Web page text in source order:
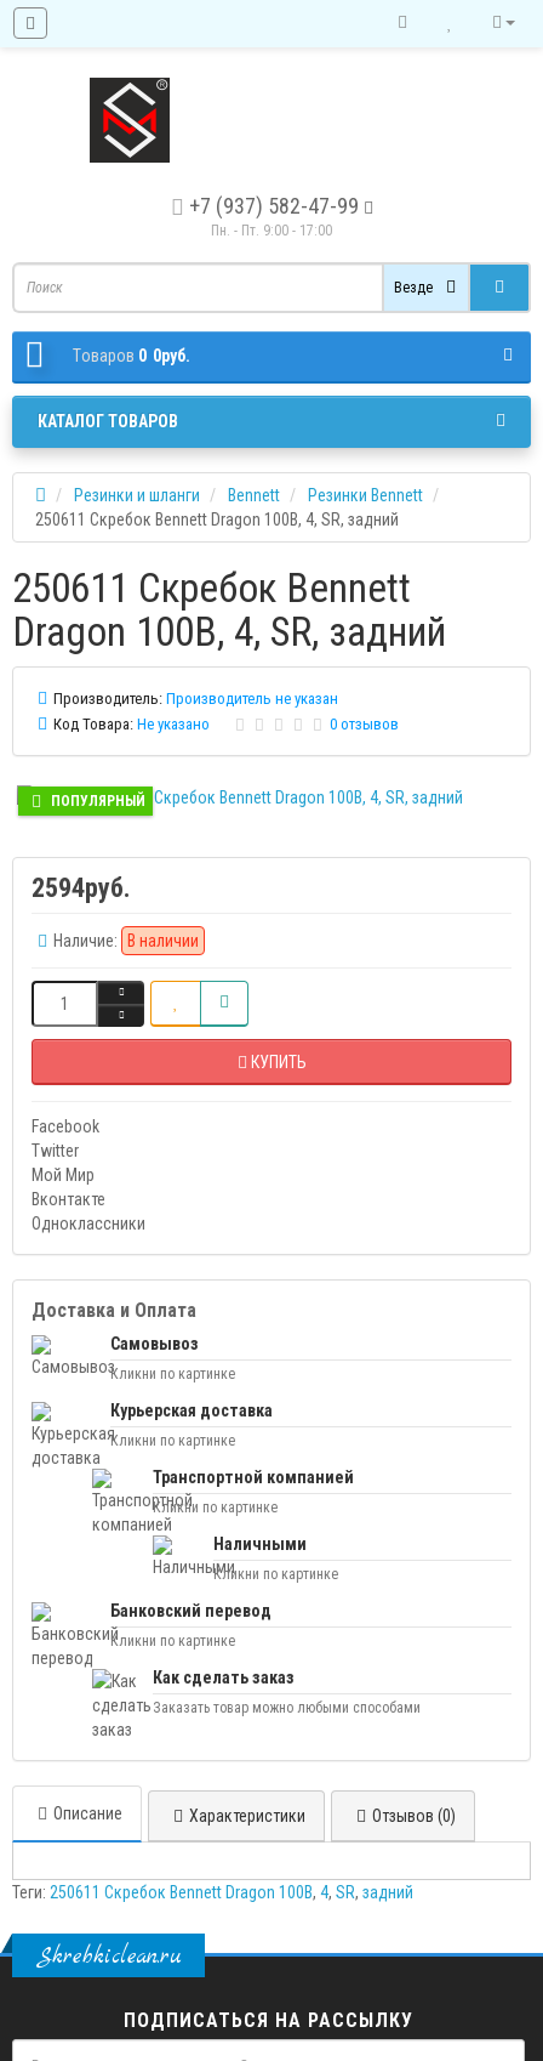
+7 (937) 582-47-99
Пн. - Пт. 9:00 - 17:00
Везде
Tоваров 0 0руб.
КАТАЛОГ ТОВАРОВ
Резинки и шланги Bennett
Резинки Bennett
250611 Скребок Bennett Dragon 100B, 4, SR, задний
250611 Скребок Bennett
Dragon 100B, 4, SR, задний
Производитель: Производитель не указан
Код Товара: Не указано 0 отзывов
ПОПУЛЯРНЫЙ
2594руб.
Наличие: В наличии
КУПИТЬ
Facebook
Twitter
Мой Мир
Вконтакте
Одноклассники
Доставка и Оплата
Самовывоз
Кликни по картинке
Курьерская доставка
Кликни по картинке
Транспортной компанией
Кликни по картинке
Наличными
Кликни по картинке
Банковский перевод
Кликни по картинке
Как сделать заказ
Заказать товар можно любыми способами
Описание Характеристики Отзывов (0)
Теги: 250611 Скребок Bennett Dragon 100B, 4, SR, задний
Skrebkiclean.ru
ПОДПИСАТЬСЯ НА РАССЫЛКУ